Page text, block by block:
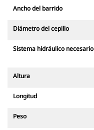
Ancho del barrido
Diámetro del cepillo
Sistema hidráulico necesario
Altura
Longitud
Peso